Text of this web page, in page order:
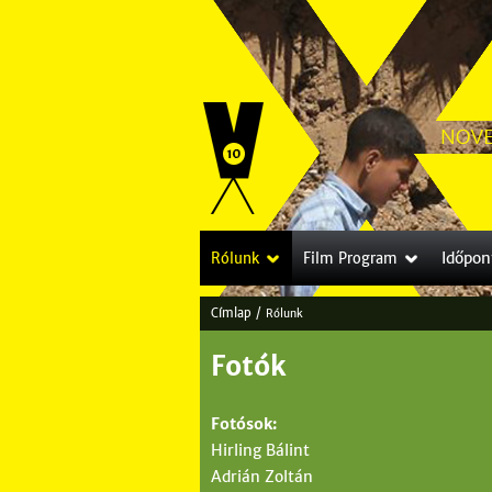
J
e
e
n
Címlap / Rólunk
Fotók
Fotósok:
Hirling Bálint
Adrián Zoltán
Rólunk Film Program